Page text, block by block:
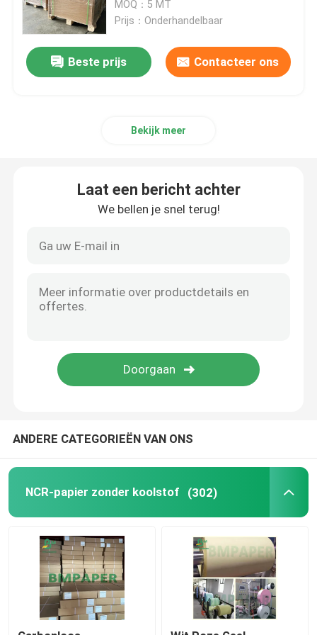
Wit Bankpostbroodje
CAD Plotterdocument
Niet bekleed compensatiedocument
Niet bekleed Woodfree-Document
De zijde polijst Document
Het Karton van SBS
Boek Bindende Raad
C2S glanzend Document
Kraftpapier-Voeringsraad
Voedsel verpakkend document
van de de Soepkom Document
250gsm
MOQ：5 MT
Prijs：Onderhandelbaar
Beste prijs Contacteer ons
Bekijk meer
Laat een bericht achter
We bellen je snel terug!
ANDERE CATEGORIEËN VAN ONS
NCR-papier zonder koolstof (302)